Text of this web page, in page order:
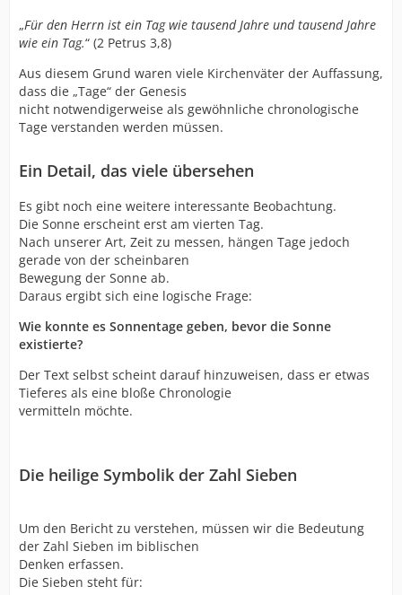
„Für den Herrn ist ein Tag wie tausend Jahre und tausend Jahre
wie ein Tag.“ (2 Petrus 3,8)
Aus diesem Grund waren viele Kirchenväter der Auffassung,
dass die „Tage“ der Genesis
nicht notwendigerweise als gewöhnliche chronologische
Tage verstanden werden müssen.
Ein Detail, das viele übersehen
Es gibt noch eine weitere interessante Beobachtung.
Die Sonne erscheint erst am vierten Tag.
Nach unserer Art, Zeit zu messen, hängen Tage jedoch
gerade von der scheinbaren
Bewegung der Sonne ab.
Daraus ergibt sich eine logische Frage:
Wie konnte es Sonnentage geben, bevor die Sonne
existierte?
Der Text selbst scheint darauf hinzuweisen, dass er etwas
Tieferes als eine bloße Chronologie
vermitteln möchte.
Die heilige Symbolik der Zahl Sieben
Um den Bericht zu verstehen, müssen wir die Bedeutung
der Zahl Sieben im biblischen
Denken erfassen.
Die Sieben steht für: